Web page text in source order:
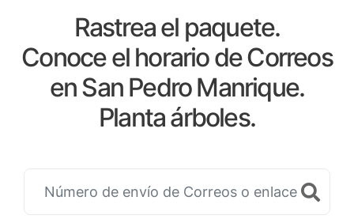
Rastrea el paquete.
Conoce el horario de Correos
en San Pedro Manrique.
Planta árboles.